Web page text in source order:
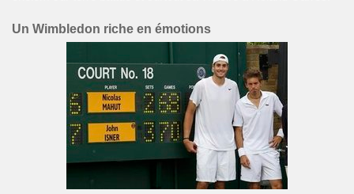
Un Wimbledon riche en émotions